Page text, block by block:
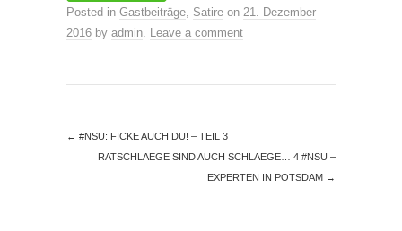
Posted in Gastbeiträge, Satire on 21. Dezember
2016 by admin. Leave a comment
← #NSU: FICKE AUCH DU! – TEIL 3
RATSCHLAEGE SIND AUCH SCHLAEGE… 4 #NSU –
EXPERTEN IN POTSDAM →